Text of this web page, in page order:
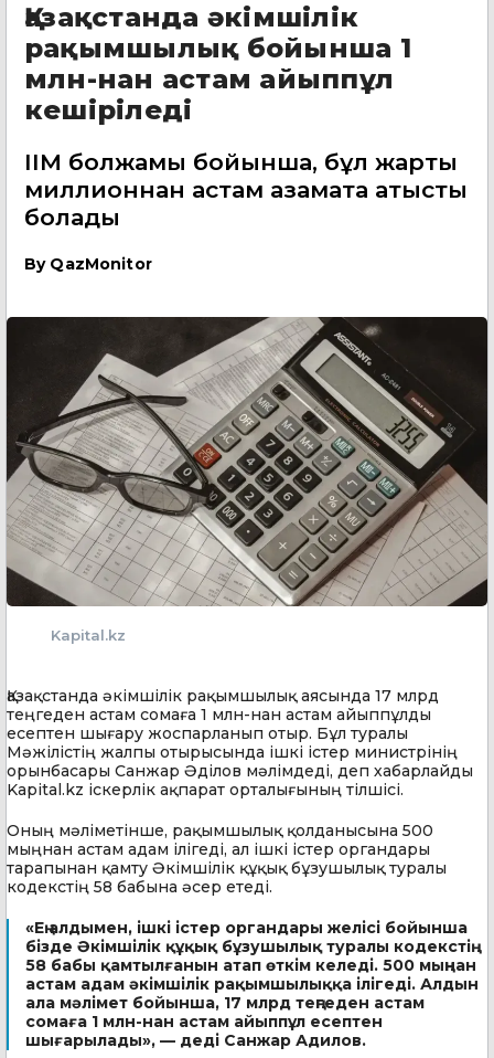
Қазақстанда әкімшілік
рақымшылық бойынша 1
млн-нан астам айыппұл
кешіріледі
ІІМ болжамы бойынша, бұл жарты
миллионнан астам азаматқа қатысты
болады
By QazMonitor
Kapital.kz
Қазақстанда әкімшілік рақымшылық аясында 17 млрд
теңгеден астам сомаға 1 млн-нан астам айыппұлды
есептен шығару жоспарланып отыр. Бұл туралы
Мәжілістің жалпы отырысында ішкі істер министрінің
орынбасары Санжар Әділов мәлімдеді, деп хабарлайды
Kapital.kz іскерлік ақпарат орталығының тілшісі.
Оның мәліметінше, рақымшылық қолданысына 500
мыңнан астам адам ілігеді, ал ішкі істер органдары
тарапынан қамту Әкімшілік құқық бұзушылық туралы
кодекстің 58 бабына әсер етеді.
«Ең алдымен, ішкі істер органдары желісі бойынша
бізде Әкімшілік құқық бұзушылық туралы кодекстің
58 бабы қамтылғанын атап өткім келеді. 500 мыңнан
астам адам әкімшілік рақымшылыққа ілігеді. Алдын
ала мәлімет бойынша, 17 млрд теңгеден астам
сомаға 1 млн-нан астам айыппұл есептен
шығарылады», — деді Санжар Адилов.